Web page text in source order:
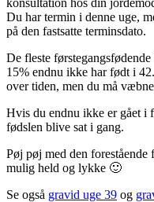
Du har termin i denne uge,
på den fastsatte terminsdato.
De fleste
15% endnu ikke har født i
over tiden, men du må
Hvis du endnu ikke er gået i
fødslen blive sat i gang.
Pøj pøj med den
mulig held og lykke 🙂
Se også gravid uge 39 og